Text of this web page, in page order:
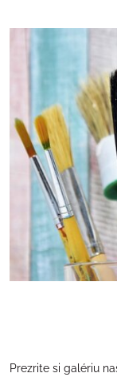
Prezrite si galériu